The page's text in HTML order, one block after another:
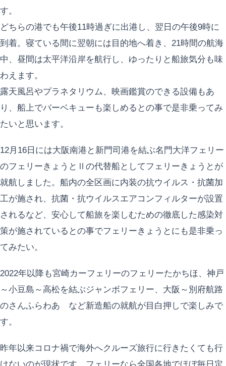
す。
どちらの港でも午後11時過ぎに出港し、翌日の午後9時に
到着。寝ている間に翌朝には目的地へ着き、21時間の航海
中、昼間は太平洋沿岸を航行し、ゆったりと船旅気分も味
わえます。
露天風呂やプラネタリウム、映画鑑賞のできる設備もあ
り、船上でバーベキューも楽しめるとの事で是非乗ってみ
たいと思います。
12月16日には大阪南港と新門司港を結ぶ名門大洋フェリー
のフェリーきょうとⅡの代替船としてフェリーきょうとが
就航しました。船内の全区画に内装の抗ウイルス・抗菌加
工が施され、抗菌・抗ウイルスエアコンフィルターが設置
されるなど、安心して船旅を楽しむための徹底した感染対
策が施されているとの事でフェリーきょうとにも是非乗っ
てみたい。
2022年以降も宮崎カーフェリーのフェリーたかちほ、神戸
～小豆島～高松を結ぶジャンボフェリー、大阪～別府航路
のさんふらわあ など新造船の就航が目白押しで楽しみで
す。
昨年以来コロナ禍で海外へクルーズ旅行に行きたくても行